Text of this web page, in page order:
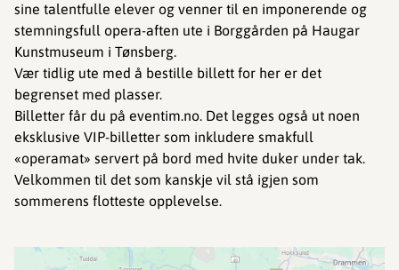
sine talentfulle elever og venner til en imponerende og
stemningsfull opera-aften ute i Borggården på Haugar
Kunstmuseum i Tønsberg.
Vær tidlig ute med å bestille billett for her er det
begrenset med plasser.
Billetter får du på eventim.no. Det legges også ut noen
eksklusive VIP-billetter som inkludere smakfull
«operamat» servert på bord med hvite duker under tak.
Velkommen til det som kanskje vil stå igjen som
sommerens flotteste opplevelse.